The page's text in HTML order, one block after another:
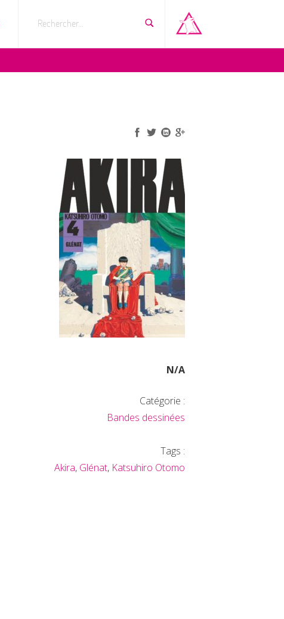
Rechercher...
N/A
Catégorie :
Bandes dessinées
Tags :
Akira, Glénat, Katsuhiro Otomo